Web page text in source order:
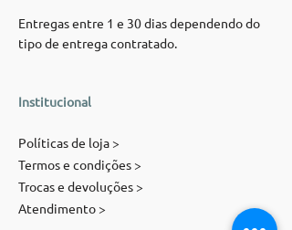
Entregas entre 1 e 30 dias dependendo do
tipo de entrega contratado.
Institucional
Políticas de loja >
Termos e condições >
Trocas e devoluções >
Atendimento >